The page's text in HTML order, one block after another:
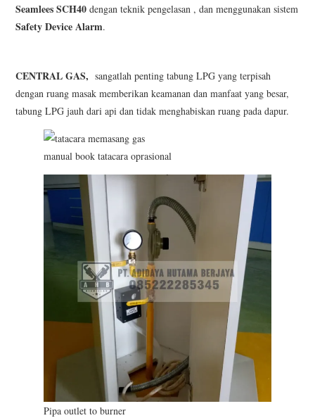
Seamlees SCH40 dengan teknik pengelasan , dan menggunakan sistem
Safety Device Alarm.
CENTRAL GAS, sangatlah penting tabung LPG yang terpisah
dengan ruang masak memberikan keamanan dan manfaat yang besar,
tabung LPG jauh dari api dan tidak menghabiskan ruang pada dapur.
manual book tatacara oprasional
Pipa outlet to burner